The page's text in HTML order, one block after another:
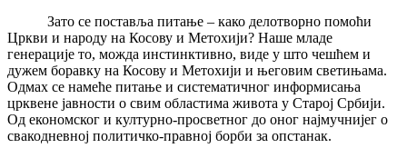
Зато се поставља питање – како делотворно помоћи
Цркви и народу на Косову и Метохији? Наше младе
генерације то, можда инстинктивно, виде у што чешћем и
дужем боравку на Косову и Метохији и његовим светињама.
Одмах се намеће питање и систематичног информисања
црквене јавности о свим областима живота у Старој Србији.
Од економског и културно-просветног до оног најмучнијег о
свакодневној политичко-правној борби за опстанак.